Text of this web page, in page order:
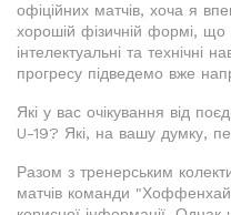
офіційних матчів, хоча я
хорошій фізичній формі, що
інтелектуальні та технічні
прогресу підведемо вже
Які у вас очікування від
U-19? Які, на вашу думку,
Разом з тренерським
матчів команди